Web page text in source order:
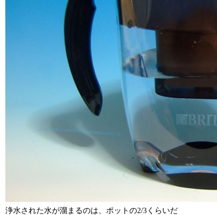
浄水された水が溜まるのは、ポットの2/3くらいだ